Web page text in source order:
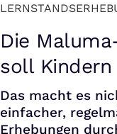
Die
soll
Das macht es
einfacher,
Erhebungen